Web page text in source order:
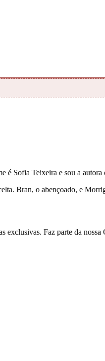
é Sofia Teixeira e sou a
Bran, o abençoado, e
exclusivas. Faz parte da nossa